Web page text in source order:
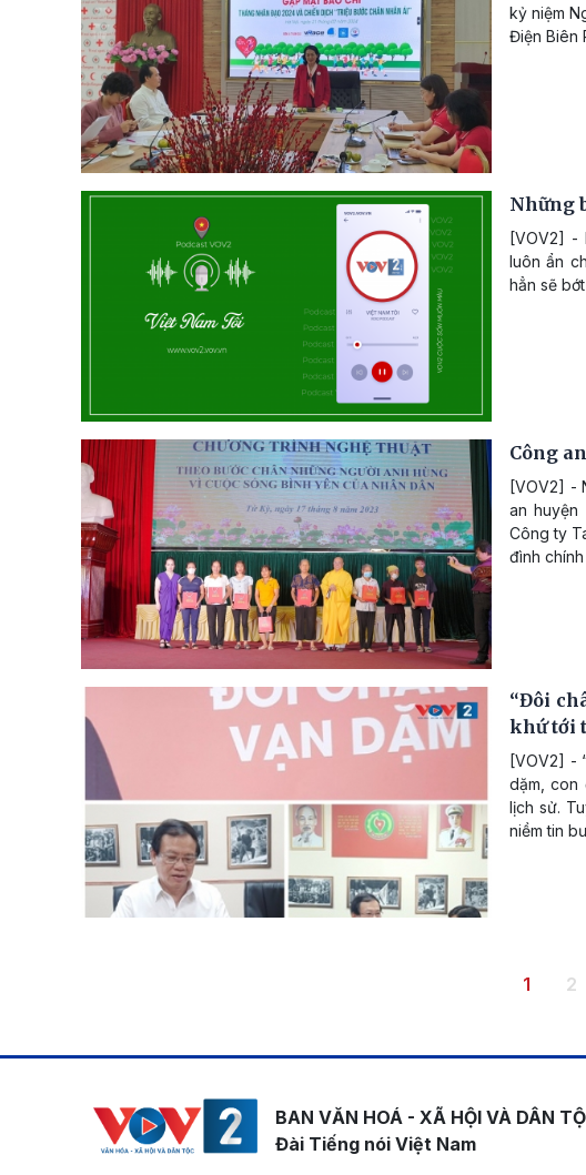
kỷ niệm
Điện Biên
Những
[VOV2] -
luôn ẩn
hẳn sẽ
Công
[VOV2] -
an huyện
Công ty
đình chính
“Đôi
khứ tới
[VOV2] -
dặm, con
lịch sử.
niềm tin
Trang
1 2
BAN VĂN HOÁ - XÃ HỘI VÀ DÂN
Đài Tiếng nói Việt Nam